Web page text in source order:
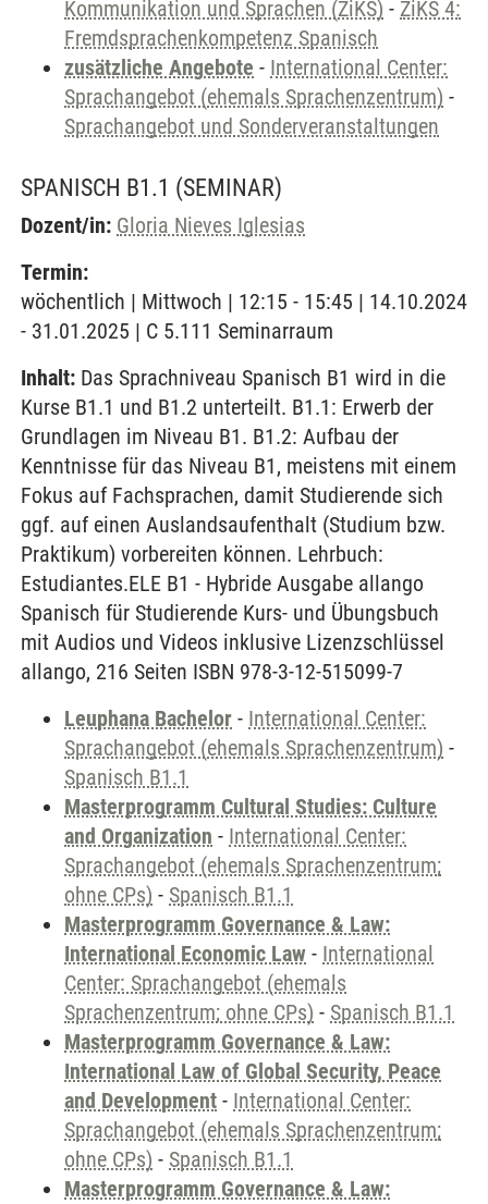
Kommunikation und Sprachen (ZiKS) - ZiKS 4:
Fremdsprachenkompetenz Spanisch
zusätzliche Angebote - International Center:
Sprachangebot (ehemals Sprachenzentrum) -
Sprachangebot und Sonderveranstaltungen
SPANISCH B1.1 (SEMINAR)
Dozent/in: Gloria Nieves Iglesias
Termin:
wöchentlich | Mittwoch | 12:15 - 15:45 | 14.10.2024
- 31.01.2025 | C 5.111 Seminarraum
Inhalt: Das Sprachniveau Spanisch B1 wird in die
Kurse B1.1 und B1.2 unterteilt. B1.1: Erwerb der
Grundlagen im Niveau B1. B1.2: Aufbau der
Kenntnisse für das Niveau B1, meistens mit einem
Fokus auf Fachsprachen, damit Studierende sich
ggf. auf einen Auslandsaufenthalt (Studium bzw.
Praktikum) vorbereiten können. Lehrbuch:
Estudiantes.ELE B1 - Hybride Ausgabe allango
Spanisch für Studierende Kurs- und Übungsbuch
mit Audios und Videos inklusive Lizenzschlüssel
allango, 216 Seiten ISBN 978-3-12-515099-7
Leuphana Bachelor - International Center:
Sprachangebot (ehemals Sprachenzentrum) -
Spanisch B1.1
Masterprogramm Cultural Studies: Culture
and Organization - International Center:
Sprachangebot (ehemals Sprachenzentrum;
ohne CPs) - Spanisch B1.1
Masterprogramm Governance & Law:
International Economic Law - International
Center: Sprachangebot (ehemals
Sprachenzentrum; ohne CPs) - Spanisch B1.1
Masterprogramm Governance & Law:
International Law of Global Security, Peace
and Development - International Center:
Sprachangebot (ehemals Sprachenzentrum;
ohne CPs) - Spanisch B1.1
Masterprogramm Governance & Law: